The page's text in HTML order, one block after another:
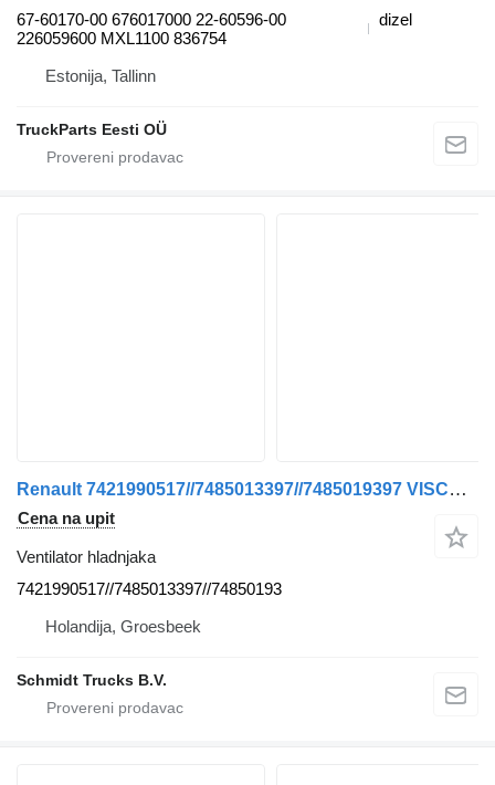
67-60170-00 676017000 22-60596-00
226059600 MXL1100 836754
dizel
Estonija, Tallinn
TruckParts Eesti OÜ
Renault 7421990517//7485013397//7485019397 VISCOOS VIN T 520 EURO 6 ventilator hladnjaka za kamiona
Cena na upit
Ventilator hladnjaka
7421990517//7485013397//74850193
Holandija, Groesbeek
Schmidt Trucks B.V.